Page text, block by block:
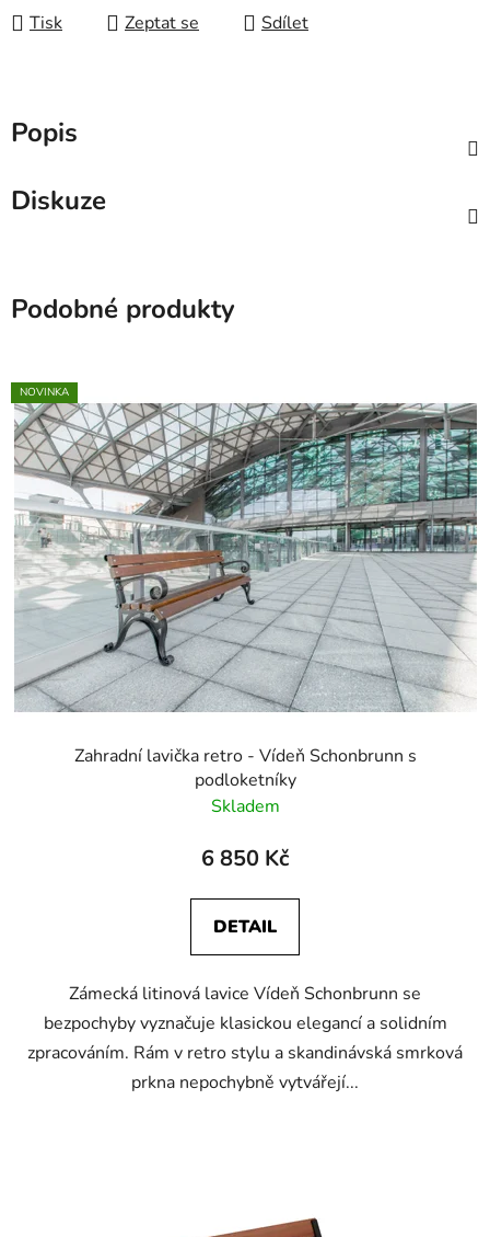
Tisk Zeptat se Sdílet
Popis
Diskuze
Podobné produkty
NOVINKA
Zahradní lavička retro - Vídeň Schonbrunn s
podloketníky
Skladem
6 850 Kč
DETAIL
Zámecká litinová lavice Vídeň Schonbrunn se
bezpochyby vyznačuje klasickou elegancí a solidním
zpracováním. Rám v retro stylu a skandinávská smrková
prkna nepochybně vytvářejí...